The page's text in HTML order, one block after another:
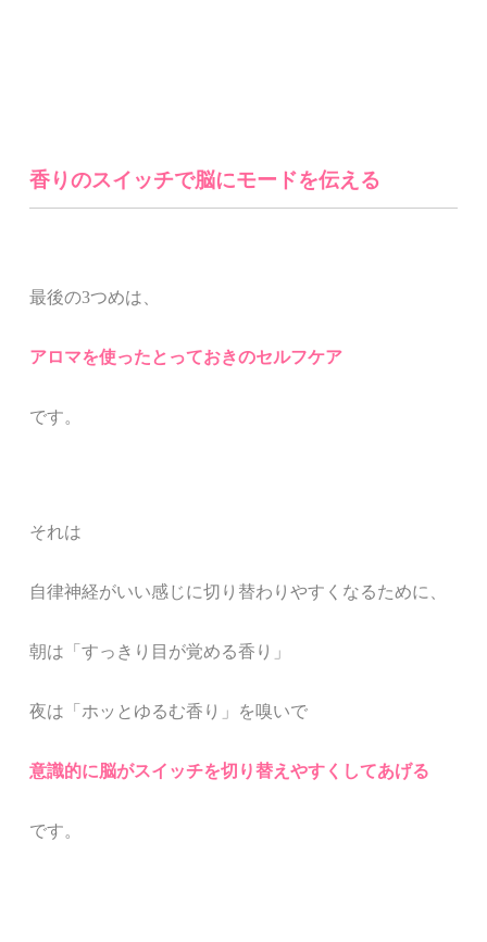
香りのスイッチで脳にモードを伝える
最後の3つめは、
アロマを使ったとっておきのセルフケア
です。
それは
自律神経がいい感じに切り替わりやすくなるために、
朝は「すっきり目が覚める香り」
夜は「ホッとゆるむ香り」を嗅いで
意識的に脳がスイッチを切り替えやすくしてあげる
です。